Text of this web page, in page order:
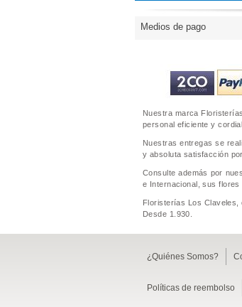
Medios de pago
Nuestra marca
personal eficiente y
Nuestras entregas se
y absoluta satisfacción
Consulte además por
e Internacional, sus flores
Floristerías Los Claveles,
Desde 1.930.
¿Quiénes Somos?
Políticas de reembolso